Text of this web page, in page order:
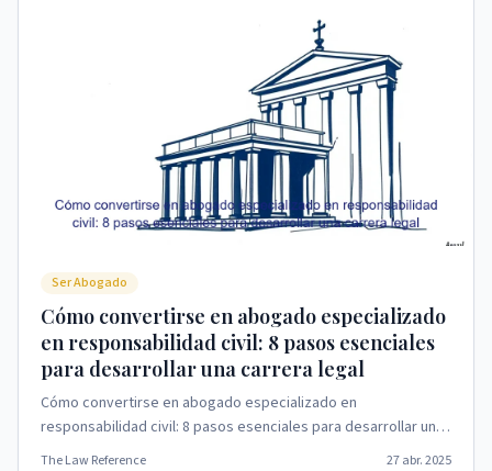
Ser Abogado
Cómo convertirse en abogado especializado
en responsabilidad civil: 8 pasos esenciales
para desarrollar una carrera legal
Cómo convertirse en abogado especializado en
responsabilidad civil: 8 pasos esenciales para desarrollar una
carrera legal Hay 8 pasos para convertirse en abo...
The Law Reference 27 abr. 2025